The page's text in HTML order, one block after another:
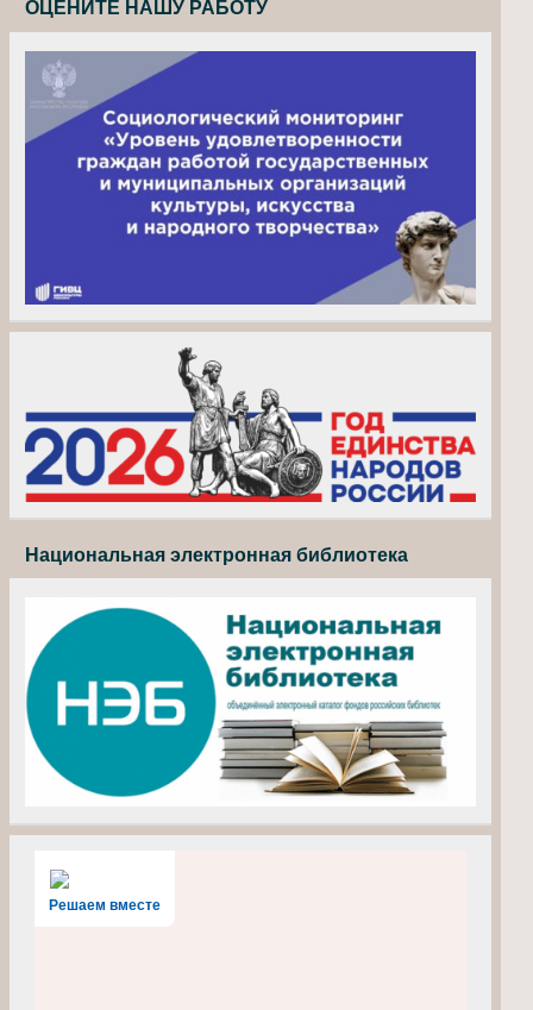
ОЦЕНИТЕ НАШУ РАБОТУ
Национальная электронная библиотека
Решаем вместе